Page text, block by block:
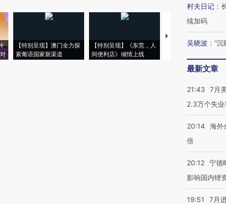
【特别呈现】澳门全力探
索葡语国家新渠道
【特别呈现】《东莞，人
间便利店》倾情上线
【推广】走进第四届链
会，让数智科技“链”
村夫日记 ：
续加码
吴晓波 ： “沉
最新文章
21:43
7月
2.3万个失
20:14 海外
倍
20:12 宁德
影响国内锂
19:51
7月